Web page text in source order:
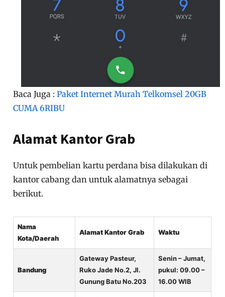
Baca Juga :Paket Internet Murah Telkomsel 20GB
CUMA 6RIBU
Alamat Kantor Grab
Untuk pembelian kartu perdana bisa dilakukan di
kantor cabang dan untuk alamatnya sebagai
berikut.
Nama
Kota/Daerah
Alamat Kantor Grab Waktu
Bandung
Gateway Pasteur,
Ruko Jade No.2, Jl.
Gunung Batu No.203
Senin – Jumat,
pukul: 09.00 –
16.00 WIB